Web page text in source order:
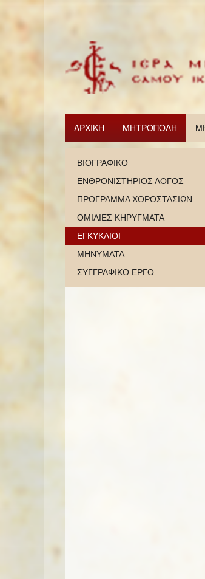
ΑΡΧΙΚΗ ΜΗΤΡΟΠΟΛΗ
ΒΙΟΓΡΑΦΙΚΟ
ΕΝΘΡΟΝΙΣΤΗΡΙΟΣ ΛΟΓΟΣ
ΠΡΟΓΡΑΜΜΑ ΧΟΡΟΣΤΑΣΙΩΝ
ΟΜΙΛΙΕΣ ΚΗΡΥΓΜΑΤΑ
ΕΓΚΥΚΛΙΟΙ
ΜΗΝΥΜΑΤΑ
ΣΥΓΓΡΑΦΙΚΟ ΕΡΓΟ